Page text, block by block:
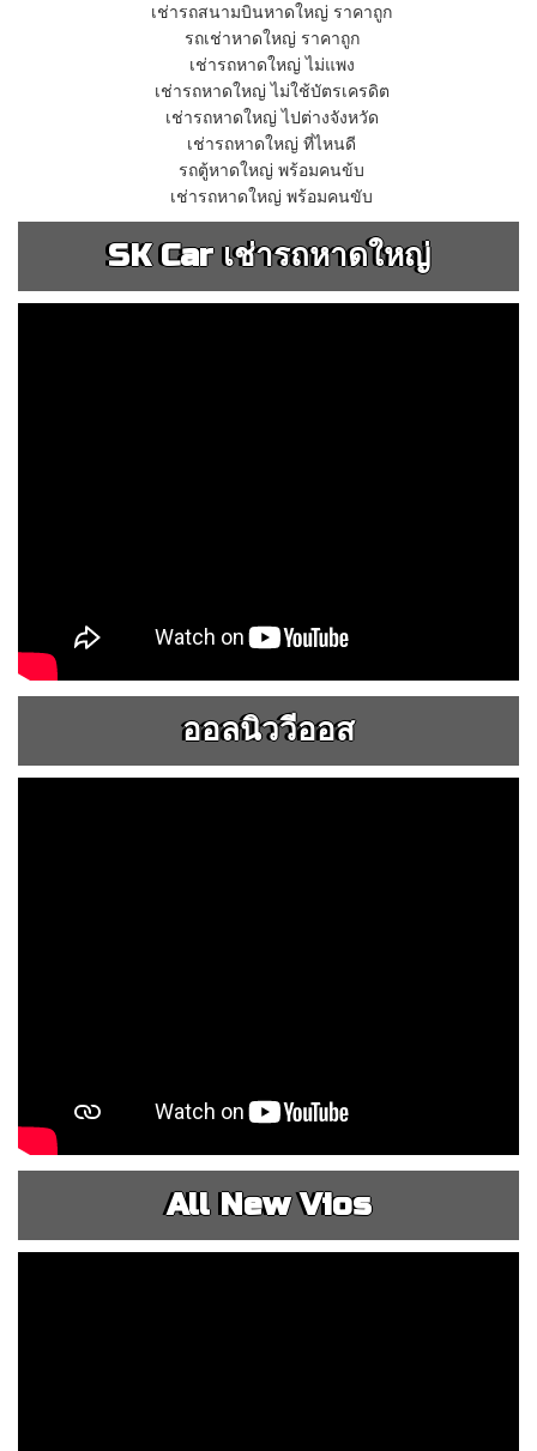
เช่ารถสนามบินหาดใหญ่ ราคาถูก
รถเช่าหาดใหญ่ ราคาถูก
เช่ารถหาดใหญ่ ไม่แพง
เช่ารถหาดใหญ่ ไม่ใช้บัตรเครดิต
เช่ารถหาดใหญ่ ไปต่างจังหวัด
เช่ารถหาดใหญ่ ที่ไหนดี
รถตู้หาดใหญ่ พร้อมคนข้บ
เช่ารถหาดใหญ่ พร้อมคนขับ
SK Car เช่ารถหาดใหญ่
ออลนิววีออส
All New Vios